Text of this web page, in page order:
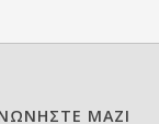
ΜΑΖΙ